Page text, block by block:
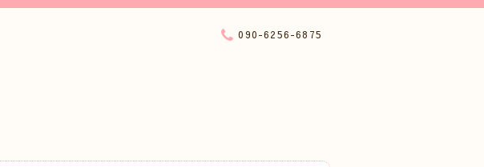
090-6256-6875